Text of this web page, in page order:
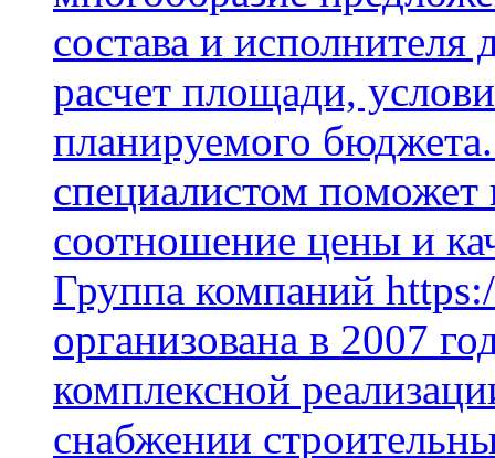
состава и
расчет площади,
планируемого
специалистом поможет
соотношение цены и
Группа компаний
организована в 2007
комплексной
снабжении